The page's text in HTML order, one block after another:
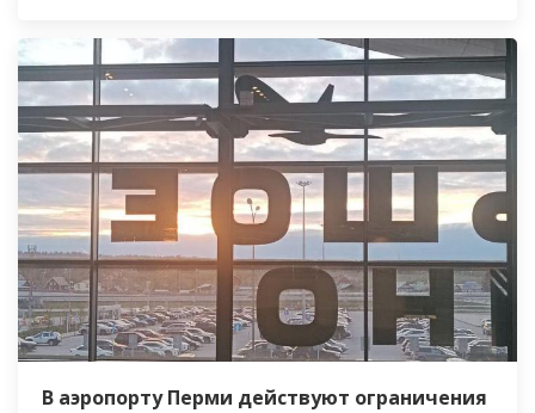
В аэропорту Перми действуют ограничения